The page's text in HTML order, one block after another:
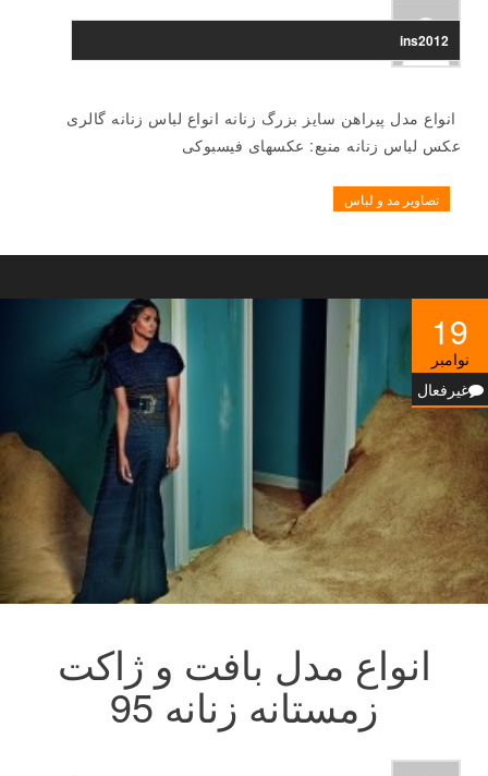
ins2012
انواع مدل پیراهن سایز بزرگ زنانه انواع لباس زنانه گالری
عکس لباس زنانه منبع: عکسهای فیسبوکی
تصاویر مد و لباس
19
نوامبر
غیرفعال
انواع مدل بافت و ژاکت
زمستانه زنانه 95